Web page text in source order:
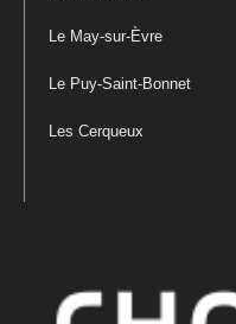
Le May-sur-Èvre
Le Puy-Saint-Bonnet
Les Cerqueux